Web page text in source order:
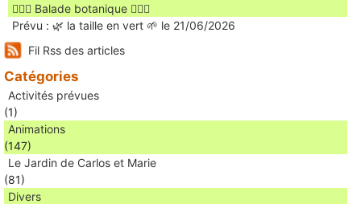
🚶🏻‍♀️ Balade botanique 🚶🏻‍♂️
Prévu : 🌿 la taille en vert 🌱 le 21/06/2026
Fil Rss des articles
Catégories
Activités prévues
(1)
Animations
(147)
Le Jardin de Carlos et Marie
(81)
Divers